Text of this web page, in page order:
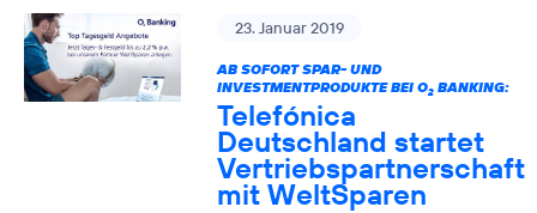
23. Januar 2019
AB SOFORT SPAR- UND
INVESTMENTPRODUKTE BEI O2BANKING:
Telefónica
Deutschland startet
Vertriebspartnerschaft
mit WeltSparen